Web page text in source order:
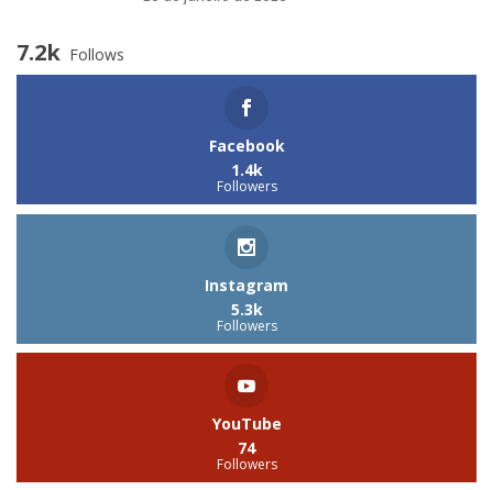
7.2k Follows
Facebook
1.4k
Followers
Instagram
5.3k
Followers
YouTube
74
Followers